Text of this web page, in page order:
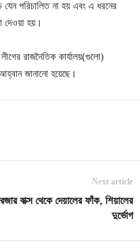
যেন পরিচালিত না হয় এবং এ ধরনের
দেওয়া হয়।
রাজনৈতিক কার্যালয়(গুলো)
জানানো হয়েছে।
Next article
বাক্স থেকে দেয়ালের ফাঁক, শিয়ালের
দুর্ভোগ